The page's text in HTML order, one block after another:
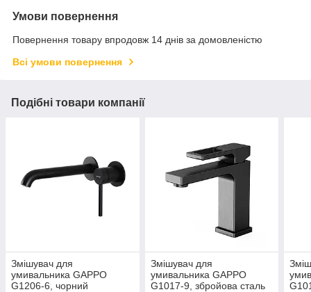
Умови повернення
Повернення товару впродовж 14 днів за домовленістю
Всі умови повернення
Подібні товари компанії
Змішувач для
умивальника GAPPO
G1206-6, чорний
Змішувач для
умивальника GAPPO
G1017-9, збройова сталь